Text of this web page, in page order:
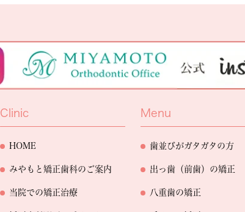
Clinic
HOME
みやもと矯正歯科のご案内
当院での矯正治療
Menu
歯並びがガタガタの方
出っ歯（前歯）の矯正
八重歯の矯正